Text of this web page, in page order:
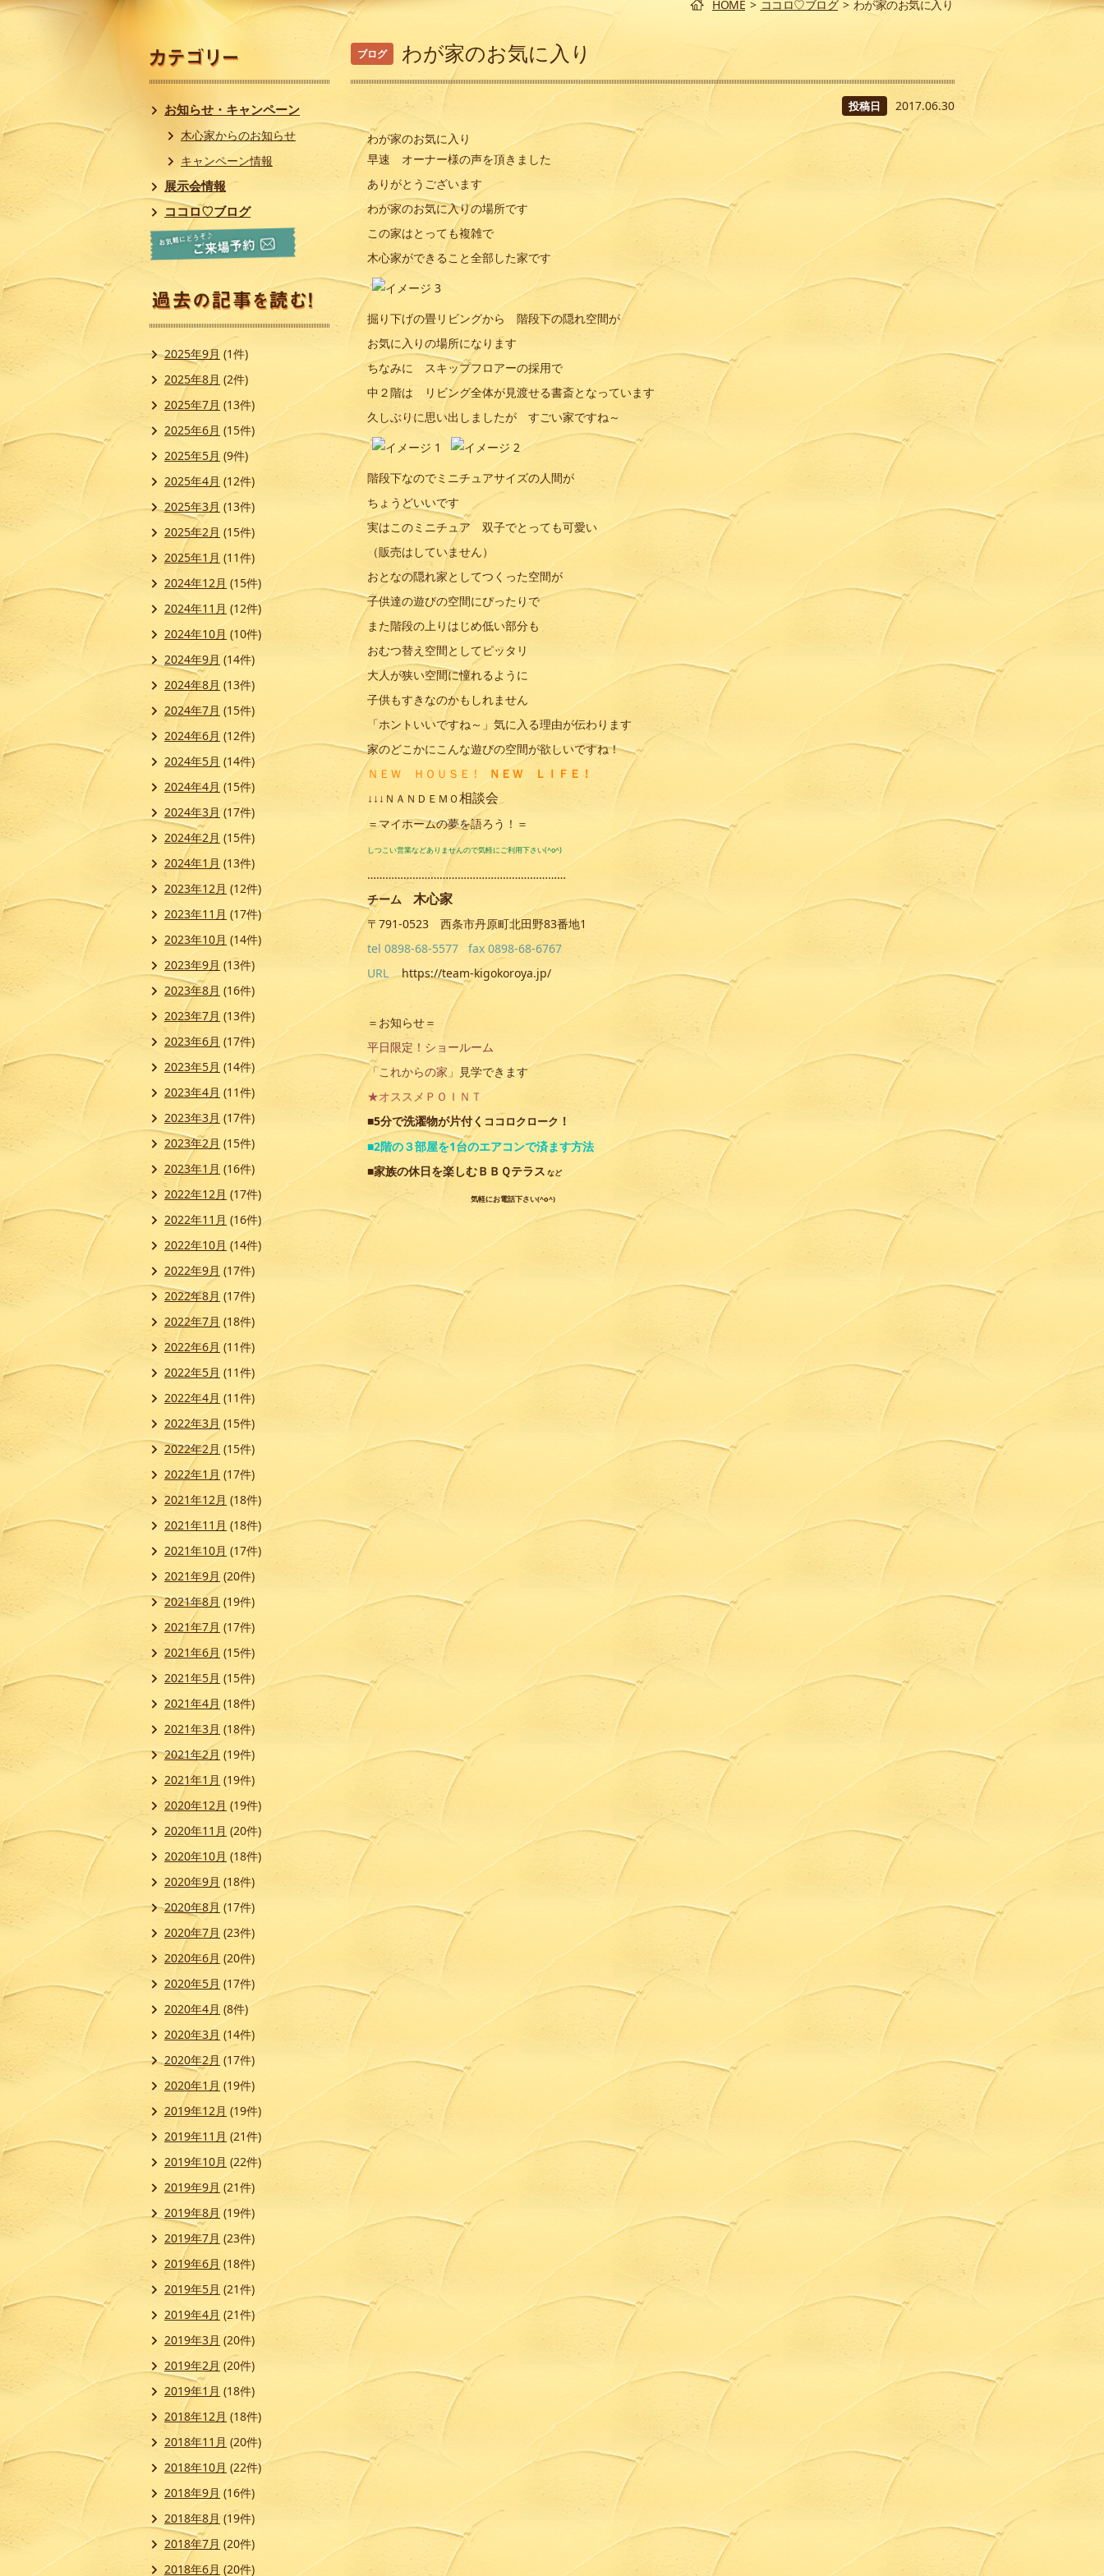
HOME > ココロ♡ブログ > わが家のお気に入り
ブログ わが家のお気に入り
投稿日 2017.06.30
わが家のお気に入り
早速 オーナー様の声を頂きました
ありがとうございます
わが家のお気に入りの場所です
この家はとっても複雑で
木心家ができること全部した家です
掘り下げの畳リビングから 階段下の隠れ空間が
お気に入りの場所になります
ちなみに スキップフロアーの採用で
中２階は リビング全体が見渡せる書斎となっています
久しぶりに思い出しましたが すごい家ですね～
階段下なのでミニチュアサイズの人間が
ちょうどいいです
実はこのミニチュア 双子でとっても可愛い
（販売はしていません）
おとなの隠れ家としてつくった空間が
子供達の遊びの空間にぴったりで
また階段の上りはじめ低い部分も
おむつ替え空間としてピッタリ
大人が狭い空間に憧れるように
子供もすきなのかもしれません
「ホントいいですね～」気に入る理由が伝わります
家のどこかにこんな遊びの空間が欲しいですね！
ＮＥＷ ＨＯＵＳＥ !
ＮＥＷ ＬＩＦＥ！
↓↓↓ ＮＡＮＤＥＭＯ相談会
＝マイホームの夢を語ろう！＝
しつこい営業などありませんので気軽にご利用下さい(^o^)
…………………………………………………………
チーム 木心家
〒791-0523 西条市丹原町北田野83番地1
tel 0898-68-5577 fax 0898-68-6767
URLhttps://team-kigokoroya.jp/
＝お知らせ＝
平日限定！ショールーム
「これからの家」 見学できます
★オススメＰＯＩＮＴ
■5分で洗濯物が片付くココロクローク ！
■2階の３部屋を1台のエアコンで済ます方法
■家族の休日を楽しむＢＢＱテラス など
気軽にお電話下さい(^o^)
カテゴリー
お知らせ・キャンペーン
木心家からのお知らせ
キャンペーン情報
展示会情報
ココロ♡ブログ
過去の記事を読む
2025年9月 (1件)
2025年8月 (2件)
2025年7月 (13件)
2025年6月 (15件)
2025年5月 (9件)
2025年4月 (12件)
2025年3月 (13件)
2025年2月 (15件)
2025年1月 (11件)
2024年12月 (15件)
2024年11月 (12件)
2024年10月 (10件)
2024年9月 (14件)
2024年8月 (13件)
2024年7月 (15件)
2024年6月 (12件)
2024年5月 (14件)
2024年4月(15件)
2024年3月 (17件)
2024年2月 (15件)
2024年1月 (13件)
2023年12月 (12件)
2023年11月 (17件)
2023年10月 (14件)
2023年9月 (13件)
2023年8月 (16件)
2023年7月 (13件)
2023年6月 (17件)
2023年5月 (14件)
2023年4月(11件)
2023年3月 (17件)
2023年2月 (15件)
2023年1月 (16件)
2022年12月 (17件)
2022年11月 (16件)
2022年10月(14件)
2022年9月 (17件)
2022年8月 (17件)
2022年7月 (18件)
2022年6月 (11件)
2022年5月 (11件)
2022年4月 (11件)
2022年3月 (15件)
2022年2月 (15件)
2022年1月 (17件)
2021年12月 (18件)
2021年11月 (18件)
2021年10月(17件)
2021年9月 (20件)
2021年8月 (19件)
2021年7月 (17件)
2021年6月 (15件)
2021年5月 (15件)
2021年4月 (18件)
2021年3月 (18件)
2021年2月 (19件)
2021年1月 (19件)
2020年12月 (19件)
2020年11月 (20件)
2020年10月 (18件)
2020年9月 (18件)
2020年8月 (17件)
2020年7月 (23件)
2020年6月 (20件)
2020年5月 (17件)
2020年4月 (8件)
2020年3月 (14件)
2020年2月 (17件)
2020年1月 (19件)
2019年12月 (19件)
2019年11月 (21件)
2019年10月 (22件)
2019年9月 (21件)
2019年8月 (19件)
2019年7月 (23件)
2019年6月 (18件)
2019年5月 (21件)
2019年4月 (21件)
2019年3月 (20件)
2019年2月 (20件)
2019年1月 (18件)
2018年12月 (18件)
2018年11月 (20件)
2018年10月 (22件)
2018年9月(16件)
2018年8月 (19件)
2018年7月 (20件)
2018年6月 (20件)